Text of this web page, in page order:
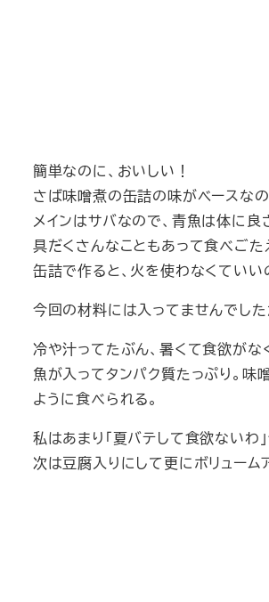
簡単なのに、おいしい！
さば味噌煮の缶詰の味がベースな
メインはサバなので、青魚は体に良
具だくさんなこともあって食べごた
缶詰で作ると、火を使わなくていい
今回の材料には入ってませんでし
冷や汁ってたぶん、暑くて食欲が
魚が入ってタンパク質たっぷり。味
ように食べられる。
私はあまり「夏バテして食欲ないわ
次は豆腐入りにして更にボリューム